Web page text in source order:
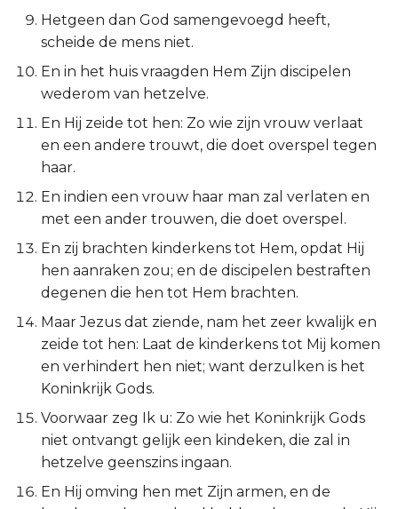
Ezra
Nehémia
Psalmen
Prediker
Hooglied
Jesaja
Jeremía
Klaagliederen
Ezechiël
Hetgeen dan God samengevoegd heeft,
scheide de mens niet.
En in het huis vraagden Hem Zijn discipelen
wederom van hetzelve.
En Hij zeide tot hen: Zo wie zijn vrouw verlaat
en een andere trouwt, die doet overspel tegen
haar.
En indien een vrouw haar man zal verlaten en
met een ander trouwen, die doet overspel.
En zij brachten kinderkens tot Hem, opdat Hij
hen aanraken zou; en de discipelen bestraften
degenen die hen tot Hem brachten.
Maar Jezus dat ziende, nam het zeer kwalijk en
zeide tot hen: Laat de kinderkens tot Mij komen
en verhindert hen niet; want derzulken is het
Koninkrijk Gods.
Voorwaar zeg Ik u: Zo wie het Koninkrijk Gods
niet ontvangt gelijk een kindeken, die zal in
hetzelve geenszins ingaan.
En Hij omving hen met Zijn armen, en de